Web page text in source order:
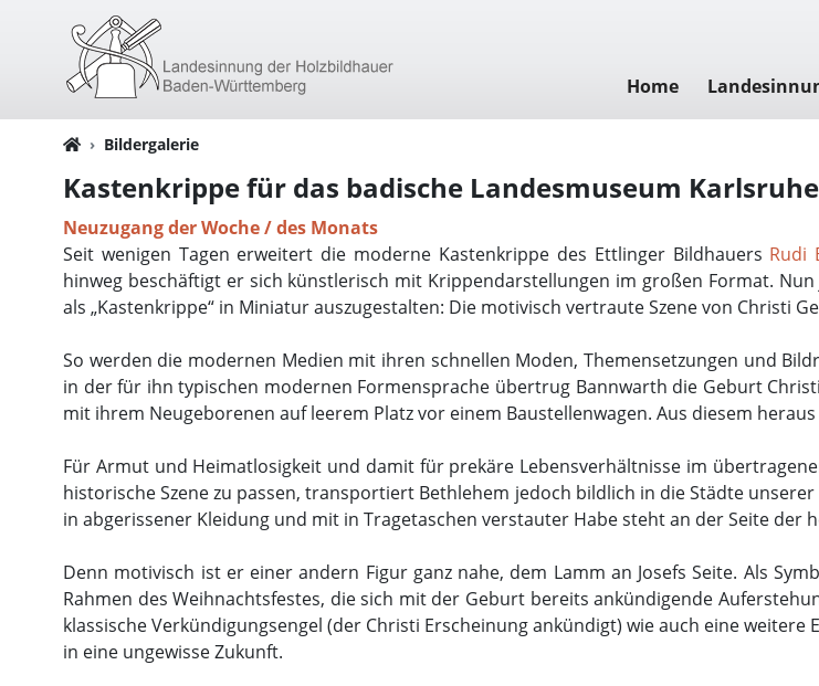
Home
Bildergalerie
Kastenkrippe für das badische Landesmuseum Karlsruhe
Neuzugang der Woche / des Monats
Seit wenigen Tagen erweitert die moderne Kastenkrippe des Ettlinger Bildhauers Rudi
hinweg beschäftigt er sich künstlerisch mit Krippendarstellungen im großen Format.
als „Kastenkrippe“ in Miniatur auszugestalten: Die motivisch vertraute Szene von Christi
So werden die modernen Medien mit ihren schnellen Moden, Themensetzungen und
in der für ihn typischen modernen Formensprache übertrug Bannwarth die Geburt
mit ihrem Neugeborenen auf leerem Platz vor einem Baustellenwagen. Aus diesem
Für Armut und Heimatlosigkeit und damit für prekäre Lebensverhältnisse im
historische Szene zu passen, transportiert Bethlehem jedoch bildlich in die Städte
in abgerissener Kleidung und mit in Tragetaschen verstauter Habe steht an der Seite
Denn motivisch ist er einer andern Figur ganz nahe, dem Lamm an Josefs Seite. Als
Rahmen des Weihnachtsfestes, die sich mit der Geburt bereits ankündigende
klassische Verkündigungsengel (der Christi Erscheinung ankündigt) wie auch eine
in eine ungewisse Zukunft.